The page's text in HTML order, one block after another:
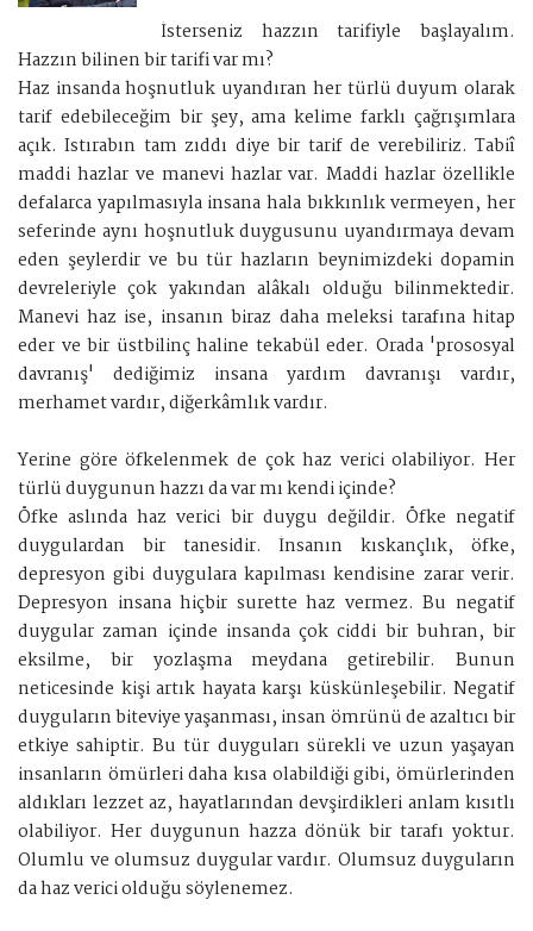
İsterseniz hazzın tarifiyle başlayalım.
Hazzın bilinen bir tarifi var mı?
Haz insanda hoşnutluk uyandıran her türlü duyum olarak
tarif edebileceğim bir şey, ama kelime farklı çağrışımlara
açık. Istırabın tam zıddı diye bir tarif de verebiliriz. Tabiî
maddi hazlar ve manevi hazlar var. Maddi hazlar özellikle
defalarca yapılmasıyla insana hala bıkkınlık vermeyen, her
seferinde aynı hoşnutluk duygusunu uyandırmaya devam
eden şeylerdir ve bu tür hazların beynimizdeki dopamin
devreleriyle çok yakından alâkalı olduğu bilinmektedir.
Manevi haz ise, insanın biraz daha meleksi tarafına hitap
eder ve bir üstbilinç haline tekabül eder. Orada 'prososyal
davranış' dediğimiz insana yardım davranışı vardır,
merhamet vardır, diğerkâmlık vardır.
Yerine göre öfkelenmek de çok haz verici olabiliyor. Her
türlü duygunun hazzı da var mı kendi içinde?
Öfke aslında haz verici bir duygu değildir. Öfke negatif
duygulardan bir tanesidir. İnsanın kıskançlık, öfke,
depresyon gibi duygulara kapılması kendisine zarar verir.
Depresyon insana hiçbir surette haz vermez. Bu negatif
duygular zaman içinde insanda çok ciddi bir buhran, bir
eksilme, bir yozlaşma meydana getirebilir. Bunun
neticesinde kişi artık hayata karşı küskünleşebilir. Negatif
duyguların biteviye yaşanması, insan ömrünü de azaltıcı bir
etkiye sahiptir. Bu tür duyguları sürekli ve uzun yaşayan
insanların ömürleri daha kısa olabildiği gibi, ömürlerinden
aldıkları lezzet az, hayatlarından devşirdikleri anlam kısıtlı
olabiliyor. Her duygunun hazza dönük bir tarafı yoktur.
Olumlu ve olumsuz duygular vardır. Olumsuz duyguların
da haz verici olduğu söylenemez.